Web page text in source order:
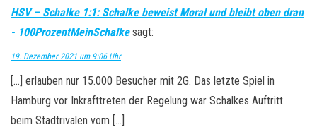
HSV – Schalke 1:1: Schalke beweist Moral und bleibt oben dran
- 100ProzentMeinSchalke sagt:
19. Dezember 2021 um 9:06 Uhr
[…] erlauben nur 15.000 Besucher mit 2G. Das letzte Spiel in
Hamburg vor Inkrafttreten der Regelung war Schalkes Auftritt
beim Stadtrivalen vom […]